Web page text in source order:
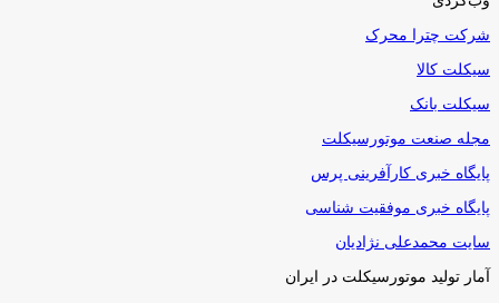
شرکت چترا محرک
سیکلت کالا
سیکلت بانک
مجله صنعت موتورسیکلت
پایگاه خبری کارآفرینی پرس
پایگاه خبری موفقیت شناسی
سایت محمدعلی نژادیان
آمار تولید موتورسیکلت در ایران